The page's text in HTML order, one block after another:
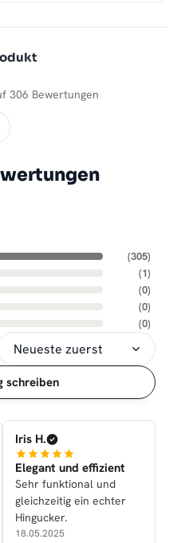
306 Bewertungen
(305)
(1)
(0)
(0)
(0)
schreiben
Iris H.
Elegant und effizient
Sehr funktional und
gleichzeitig ein echter
Hingucker.
18.05.2025